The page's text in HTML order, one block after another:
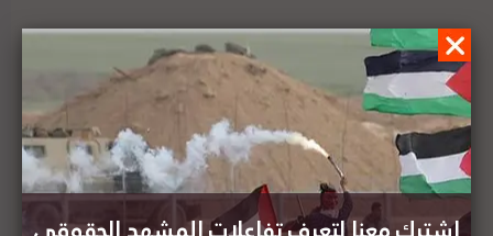
رئيس الموساد الإسرائيلي: من الممكن أن تكون عُمان
التالية في تطبيع العلاقات، و التطبيع مع السعودية
قريباً